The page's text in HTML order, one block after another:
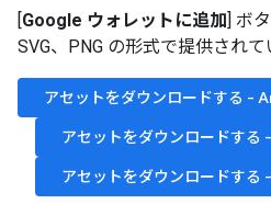
[Google ウォレットに追加] ボ
SVG、PNG の形式で提供されて
アセットをダウンロードする -
アセットをダウンロードする
アセットをダウンロードする